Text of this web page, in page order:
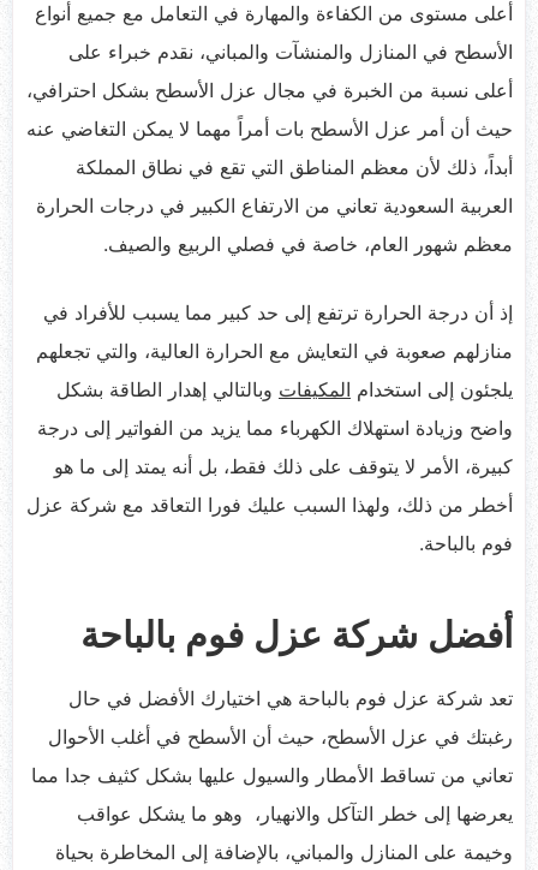
أعلى مستوى من الكفاءة والمهارة في التعامل مع جميع أنواع
الأسطح في المنازل والمنشآت والمباني، نقدم خبراء على
أعلى نسبة من الخبرة في مجال عزل الأسطح بشكل احترافي،
حيث أن أمر عزل الأسطح بات أمراً مهما لا يمكن التغاضي عنه
أبداً، ذلك لأن معظم المناطق التي تقع في نطاق المملكة
العربية السعودية تعاني من الارتفاع الكبير في درجات الحرارة
معظم شهور العام، خاصة في فصلي الربيع والصيف.
إذ أن درجة الحرارة ترتفع إلى حد كبير مما يسبب للأفراد في
منازلهم صعوبة في التعايش مع الحرارة العالية، والتي تجعلهم
يلجئون إلى استخدام المكيفات وبالتالي إهدار الطاقة بشكل
واضح وزيادة استهلاك الكهرباء مما يزيد من الفواتير إلى درجة
كبيرة، الأمر لا يتوقف على ذلك فقط، بل أنه يمتد إلى ما هو
أخطر من ذلك، ولهذا السبب عليك فورا التعاقد مع شركة عزل
فوم بالباحة.
أفضل شركة عزل فوم بالباحة
تعد شركة عزل فوم بالباحة هي اختيارك الأفضل في حال
رغبتك في عزل الأسطح، حيث أن الأسطح في أغلب الأحوال
تعاني من تساقط الأمطار والسيول عليها بشكل كثيف جدا مما
يعرضها إلى خطر التآكل والانهيار، وهو ما يشكل عواقب
وخيمة على المنازل والمباني، بالإضافة إلى المخاطرة بحياة